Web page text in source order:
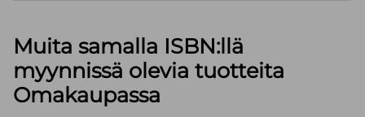
Muita samalla ISBN:llä
myynnissä olevia tuotteita
Omakaupassa